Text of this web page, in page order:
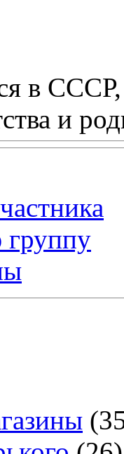
в
и
группу